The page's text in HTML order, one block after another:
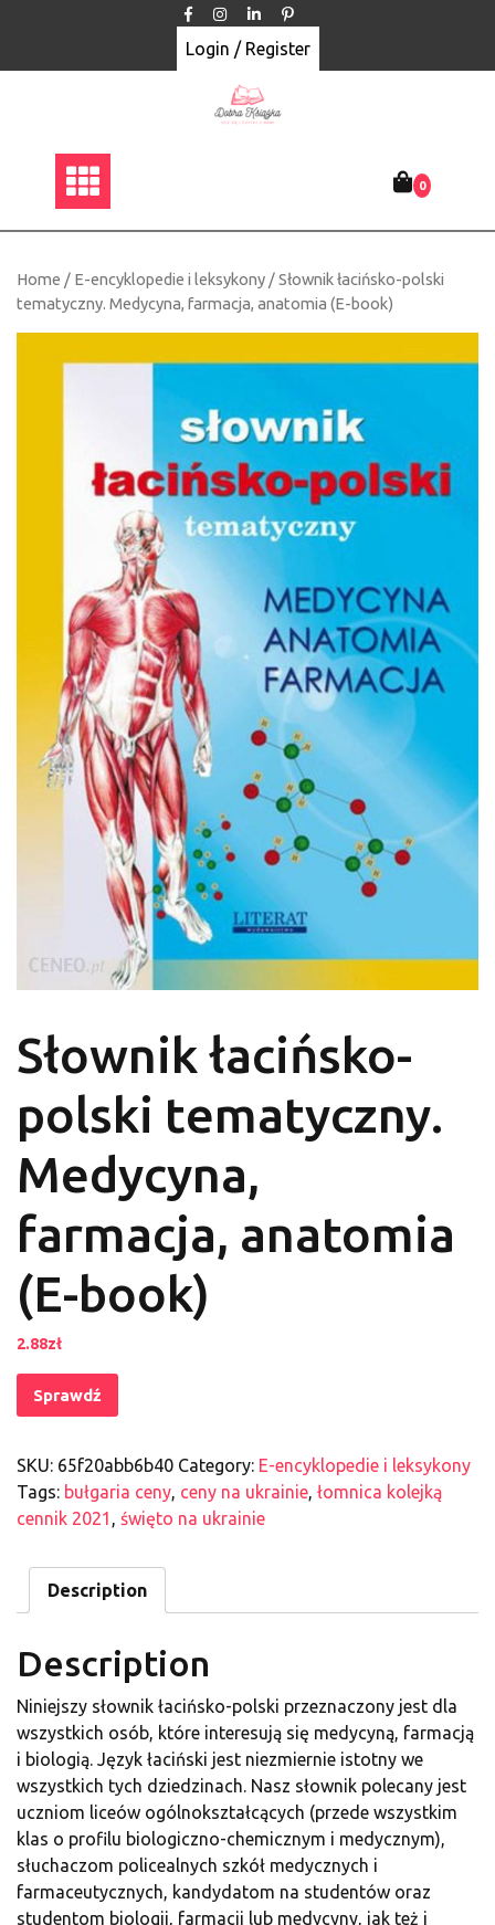
Login / Register
0
Home / E-encyklopedie i leksykony / Słownik łacińsko-polski
tematyczny. Medycyna, farmacja, anatomia (E-book)
Słownik łacińsko-
polski tematyczny.
Medycyna,
farmacja, anatomia
(E-book)
2.88zł
Sprawdź
SKU: 65f20abb6b40 Category: E-encyklopedie i leksykony
Tags: bułgaria ceny, ceny na ukrainie, łomnica kolejką
cennik 2021 , święto na ukrainie
Description
Description
Niniejszy słownik łacińsko-polski przeznaczony jest dla
wszystkich osób, które interesują się medycyną, farmacją
i biologią. Język łaciński jest niezmiernie istotny we
wszystkich tych dziedzinach. Nasz słownik polecany jest
uczniom liceów ogólnokształcących (przede wszystkim
klas o profilu biologiczno-chemicznym i medycznym),
słuchaczom policealnych szkół medycznych i
farmaceutycznych, kandydatom na studentów oraz
studentom biologii, farmacji lub medycyny, jak też i